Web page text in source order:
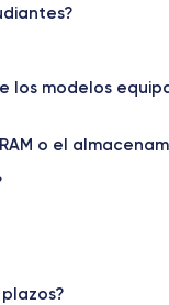
los modelos
o el